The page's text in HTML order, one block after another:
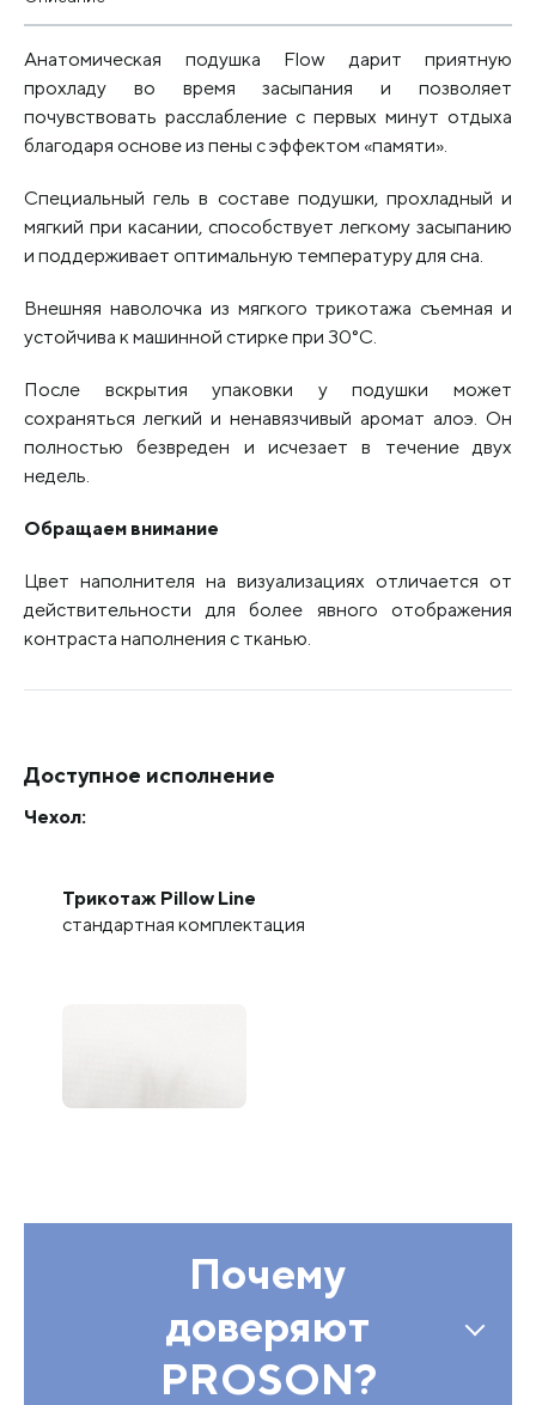
Анатомическая подушка Flow дарит приятную
прохладу во время засыпания и позволяет
почувствовать расслабление с первых минут отдыха
благодаря основе из пены с эффектом «памяти».
Специальный гель в составе подушки, прохладный и
мягкий при касании, способствует легкому засыпанию
и поддерживает оптимальную температуру для сна.
Внешняя наволочка из мягкого трикотажа съемная и
устойчива к машинной стирке при 30°С.
После вскрытия упаковки у подушки может
сохраняться легкий и ненавязчивый аромат алоэ. Он
полностью безвреден и исчезает в течение двух
недель.
Обращаем внимание
Цвет наполнителя на визуализациях отличается от
действительности для более явного отображения
контраста наполнения с тканью.
Доступное исполнение
Чехол:
Трикотаж Pillow Line
стандартная комплектация
Почему
доверяют
PROSON?